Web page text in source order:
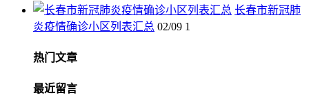
长春市新冠肺
炎疫情确诊小区列表汇总 02/09 1
热门文章
最近留言